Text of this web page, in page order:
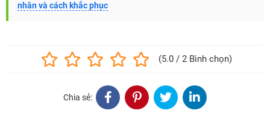
nhân và cách khắc phục
(5.0 / 2 Bình chọn)
Chia sẻ: